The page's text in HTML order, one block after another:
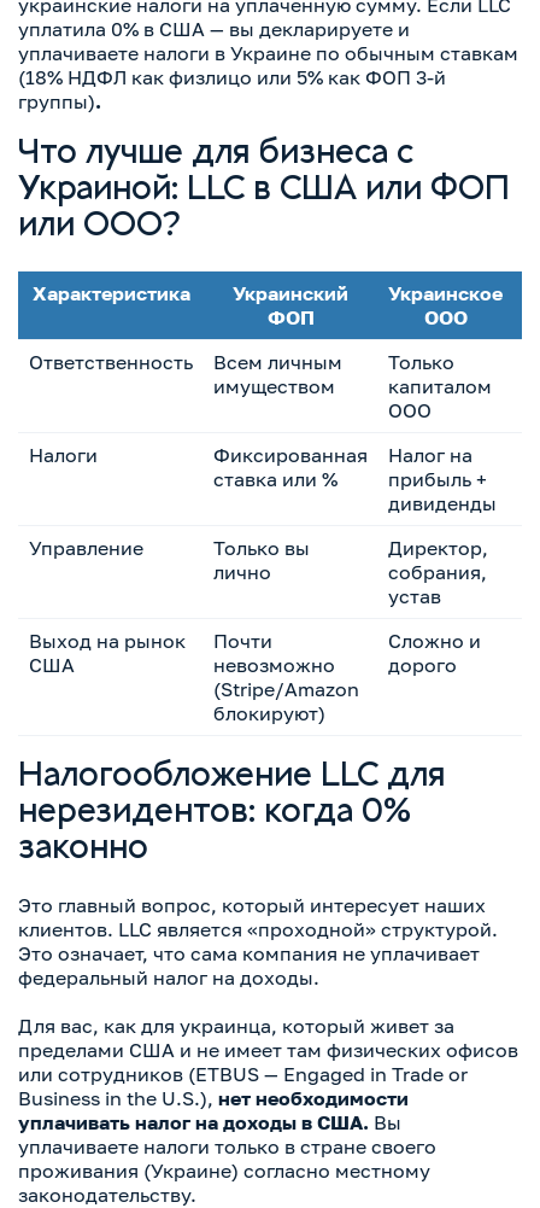
уплатила 0% в США — вы декларируете и
уплачиваете налоги в Украине по обычным ставкам
(18% НДФЛ как физлицо или 5% как ФОП 3-й
группы).
Что лучше для бизнеса с
Украиной: LLC в США или ФОП
или ООО?
Характеристика
Украинский
ФОП
Украинское
ООО
Ответственность
Всем личным
имуществом
Только
капиталом
ООО
Налоги
Фиксированная
ставка или %
Налог на
прибыль +
дивиденды
Управление
Только вы
лично
Директор,
собрания,
устав
Выход на рынок
США
Почти
невозможно
(Stripe/Amazon
блокируют)
Сложно и
дорого
Налогообложение LLC для
нерезидентов: когда 0%
законно
Это главный вопрос, который интересует наших
клиентов. LLC является «проходной» структурой.
Это означает, что сама компания не уплачивает
федеральный налог на доходы.
Для вас, как для украинца, который живет за
пределами США и не имеет там физических офисов
или сотрудников (ETBUS — Engaged in Trade or
Business in the U.S.), нет необходимости
уплачивать налог на доходы в США. Вы
уплачиваете налоги только в стране своего
проживания (Украине) согласно местному
законодательству.